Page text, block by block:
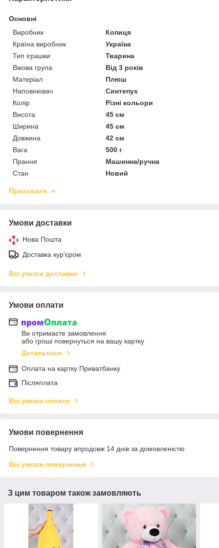
Основні
Виробник
Копиця
Країна виробник
Україна
Тип іграшки
Тварина
Вікова група
Від 3 років
Матеріал
Плюш
Наповнювач
Синтепух
Колір
Різні кольори
Висота
45 см
Ширина
45 см
Довжина
42 см
Вага
500 г
Прання
Машинна/ручна
Стан
Новий
Приховати
Умови доставки
Нова Пошта
Доставка кур'єром
Всі умови доставки
Умови оплати
Ви отримаєте замовлення
або гроші повернуться на вашу картку
Детальніше
Оплата на картку Приватбанку
Післяплата
Всі умови оплати
Умови повернення
Повернення товару впродовж 14 днів за домовленістю
Всі умови повернення
З цим товаром також замовляють